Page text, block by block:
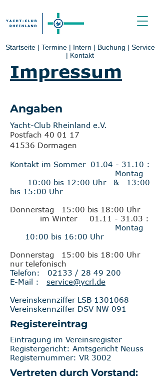
Startseite| Termine | Intern | Buchung | Service
| Kontakt
Impressum
Angaben
Yacht-Club Rheinland e.V.
Postfach 40 01 17
41536 Dormagen
Kontakt im Sommer 01.04 - 31.10 :
Montag
10:00 bis 12:00 Uhr & 13:00
bis 15:00 Uhr
Donnerstag 15:00 bis 18:00 Uhr
im Winter 01.11 - 31.03 :
Montag
10:00 bis 16:00 Uhr
Donnerstag 15:00 bis 18:00 Uhr
nur telefonisch
Telefon: 02133 / 28 49 200
E-Mail : service@ycrl.de
Vereinskennziffer LSB 1301068
Vereinskennziffer DSV NW 091
Registereintrag
Eintragung im Vereinsregister
Registergericht: Amtsgericht Neuss
Registernummer: VR 3002
Vertreten durch Vorstand: